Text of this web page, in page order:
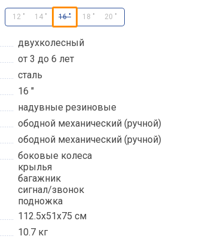
12 " 14 " 16 " 18 " 20 "
двухколесный
от 3 до 6 лет
сталь
16 "
надувные резиновые
ободной механический (ручной)
ободной механический (ручной)
боковые колеса
крылья
багажник
сигнал/звонок
подножка
112.5х51х75 см
10.7 кг